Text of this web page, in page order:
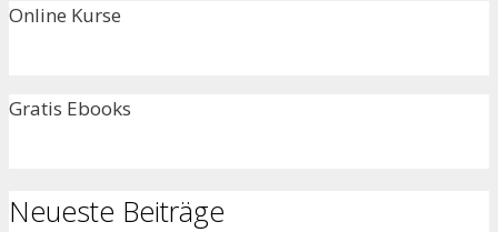
Online Kurse
Gratis Ebooks
Neueste Beiträge